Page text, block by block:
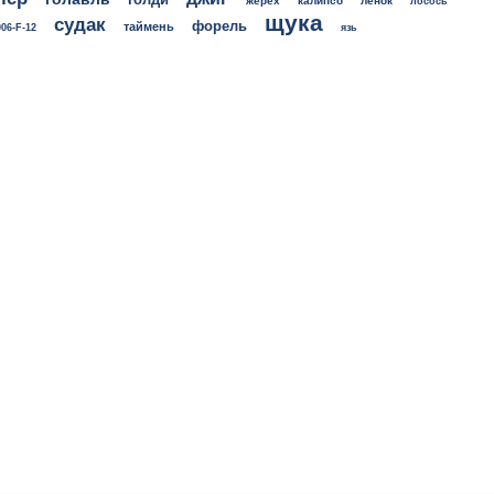
F-12 судак таймень форель щука язь